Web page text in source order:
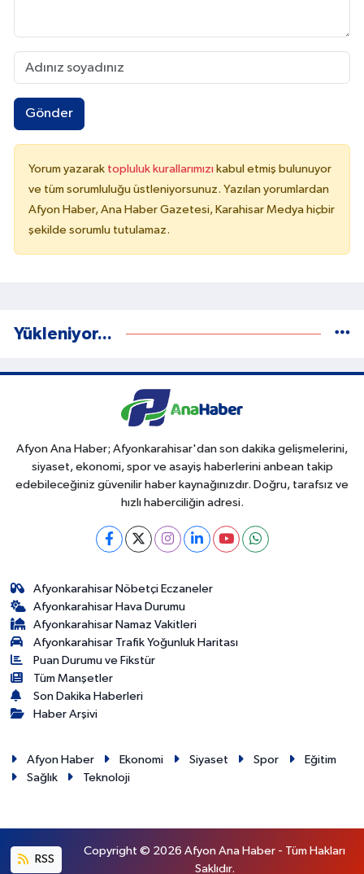
Gönder
Yorum yazarak topluluk kurallarımızı kabul etmiş bulunuyor
ve tüm sorumluluğu üstleniyorsunuz. Yazılan yorumlardan
Afyon Haber, Ana Haber Gazetesi, Karahisar Medya hiçbir
şekilde sorumlu tutulamaz.
Yükleniyor...
Afyon Ana Haber; Afyonkarahisar'dan son dakika gelişmelerini,
siyaset, ekonomi, spor ve asayiş haberlerini anbean takip
edebileceğiniz güvenilir haber kaynağınızdır. Doğru, tarafsız ve
hızlı haberciliğin adresi.
Afyonkarahisar Nöbetçi Eczaneler
Afyonkarahisar Hava Durumu
Afyonkarahisar Namaz Vakitleri
Afyonkarahisar Trafik Yoğunluk Haritası
Puan Durumu ve Fikstür
Tüm Manşetler
Son Dakika Haberleri
Haber Arşivi
Afyon Haber Ekonomi Siyaset Spor
Eğitim
Sağlık
Teknoloji
RSS
Copyright © 2026 Afyon Ana Haber - Tüm Hakları
Saklıdır.